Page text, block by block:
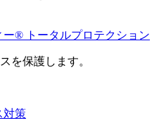
ー® トータルプロテクション
を保護します。
対策